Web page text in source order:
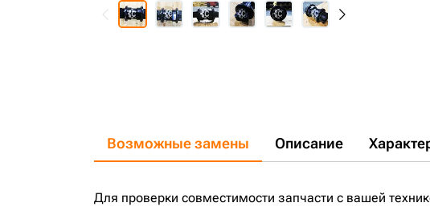
Возможные замены Описание
Для проверки совместимости запчасти с вашей